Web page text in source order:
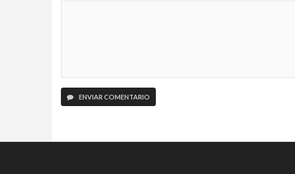
ENVIAR COMENTARIO